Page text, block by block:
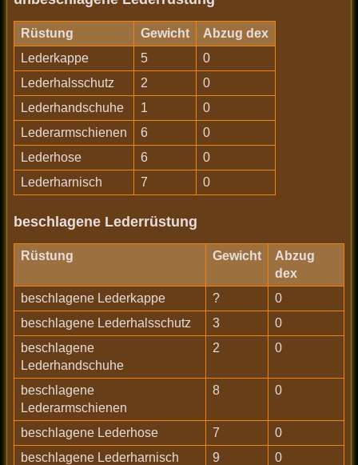
Rüstung Gewicht
Abzug dex
Lederkappe
5
0
Lederhalsschutz
2
0
Lederhandschuhe
1
0
Lederarmschienen
6
0
Lederhose
6
0
Lederharnisch
7 0
beschlagene Lederrüstung
Rüstung Gewicht
Abzug
dex
beschlagene Lederkappe
?
0
beschlagene Lederhalsschutz
3
0
beschlagene
Lederhandschuhe
2 0
beschlagene
Lederarmschienen
8 0
beschlagene Lederhose 7
0
beschlagene Lederharnisch
9 0